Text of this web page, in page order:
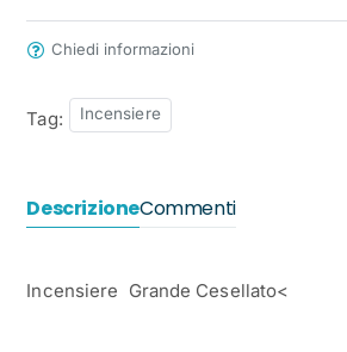
Chiedi informazioni
Tag: Incensiere
DescrizioneCommenti
Incensiere Grande Cesellato<